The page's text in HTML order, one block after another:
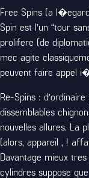
Free Spins (a
Spin est l’un “tour
prolifere (de
mec agite
peuvent faire appel
Re-Spins :
dissemblables
nouvelles allures. La
(alors, appareil , !
Davantage mieux
cylindres suppose